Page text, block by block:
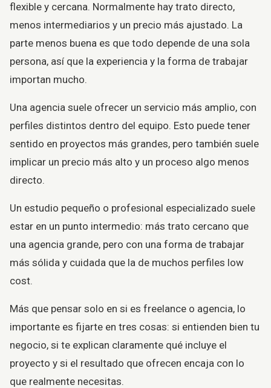
flexible y cercana. Normalmente hay trato directo,
menos intermediarios y un precio más ajustado. La
parte menos buena es que todo depende de una sola
persona, así que la experiencia y la forma de trabajar
importan mucho.
Una agencia suele ofrecer un servicio más amplio, con
perfiles distintos dentro del equipo. Esto puede tener
sentido en proyectos más grandes, pero también suele
implicar un precio más alto y un proceso algo menos
directo.
Un estudio pequeño o profesional especializado suele
estar en un punto intermedio: más trato cercano que
una agencia grande, pero con una forma de trabajar
más sólida y cuidada que la de muchos perfiles low
cost.
Más que pensar solo en si es freelance o agencia, lo
importante es fijarte en tres cosas: si entienden bien tu
negocio, si te explican claramente qué incluye el
proyecto y si el resultado que ofrecen encaja con lo
que realmente necesitas.